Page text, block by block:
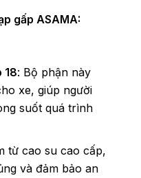
gấp ASAMA:
18: Bộ phận này
xe, giúp người
suốt quá trình
từ cao su cao cấp,
và đảm bảo an